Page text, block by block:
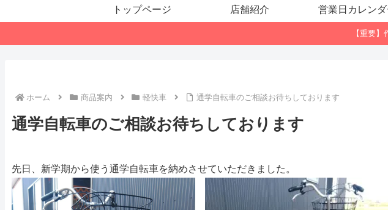
トップページ 店舗紹介 営業日カレンダ
【重要
ホーム 商品案内 軽快車 通学自転車のご相談お待ちしております
通学自転車のご相談お待ちしております
先日、新学期から使う通学自転車を納めさせていただきました。